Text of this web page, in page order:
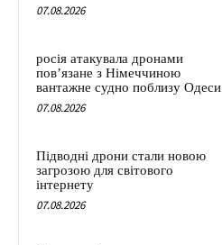
07.08.2026
росія атакувала дронами
пов’язане з Німеччиною
вантажне судно поблизу Одеси
07.08.2026
Підводні дрони стали новою
загрозою для світового
інтернету
07.08.2026